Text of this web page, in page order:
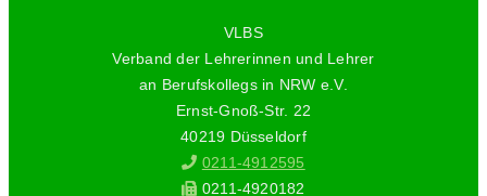
VLBS
Verband der Lehrerinnen und Lehrer
an Berufskollegs in NRW e.V.
Ernst-Gnoß-Str. 22
40219 Düsseldorf
0211-4912595
0211-4920182